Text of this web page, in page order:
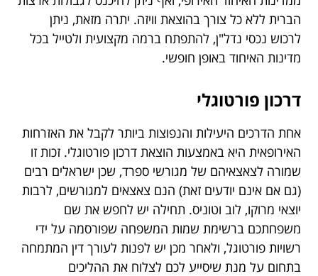
הברית ללא כל צורך בהוצאת וויזה. יתרה מזאת, ניתן
לרכוש נכסי נדל"ן, להתפתח ברמה מקצועית ולטייל בכל
מדינות האיחוד באופן חופשי.
דרכון פורטוגלי
אחת הדרכים היעילות והנפוצות ביותר לקבל את האזרחות
האירופאית היא באמצעות הוצאת דרכון פורטוגלי. זכות זו
שמורה לצאצאיהם של מגורשי ספרד, שכן ישראלים רבים
(גם אם אינם יודעים זאת) הנם צאצאים למגורשים, לרבות
יוצאי מרוקו, לוב וטוניס. תחילה יש לחפש את שם
משפחתכם ברשימת שמות המשפחה שפורסמה על ידי
רשויות פורטוגל, ולאחר מכן יש לפנות לעורך דין המתמחה
בתחום על מנת שיסייע לכם לצלוח את ההליכים